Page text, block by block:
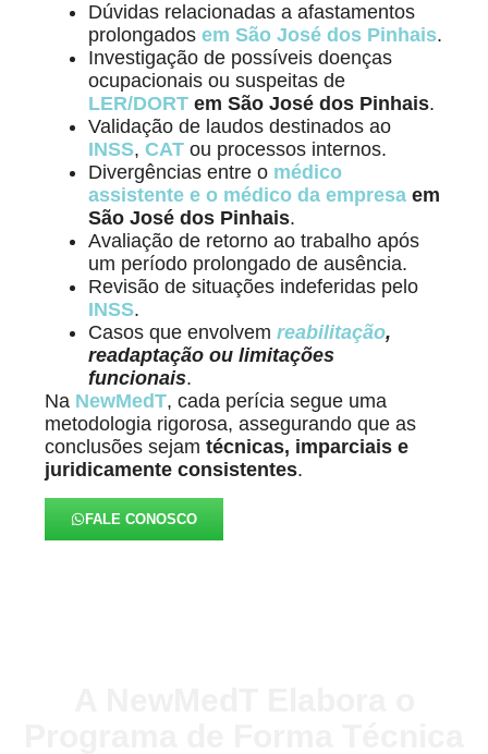
Dúvidas relacionadas a afastamentos
prolongadosem São José dos Pinhais.
Investigação de possíveis doenças
ocupacionais ou suspeitas de
LER/DORTem São José dos Pinhais.
Validação de laudos destinados ao
INSS,CAT ou processos internos.
Divergências entre o médico
assistente e o médico da empresa em
São José dos Pinhais.
Avaliação de retorno ao trabalho após
um período prolongado de ausência.
Revisão de situações indeferidas pelo
INSS.
Casos que envolvemreabilitação,
readaptação ou limitações
funcionais.
Na NewMedT, cada perícia segue uma
metodologia rigorosa, assegurando que as
conclusões sejamtécnicas, imparciais e
juridicamente consistentes.
FALE CONOSCO